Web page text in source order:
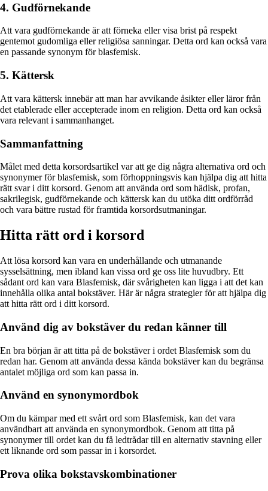
4. Gudförnekande
Att vara gudförnekande är att förneka eller visa brist på respekt
gentemot gudomliga eller religiösa sanningar. Detta ord kan också vara
en passande synonym för blasfemisk.
5. Kättersk
Att vara kättersk innebär att man har avvikande åsikter eller läror från
det etablerade eller accepterade inom en religion. Detta ord kan också
vara relevant i sammanhanget.
Sammanfattning
Målet med detta korsordsartikel var att ge dig några alternativa ord och
synonymer för blasfemisk, som förhoppningsvis kan hjälpa dig att hitta
rätt svar i ditt korsord. Genom att använda ord som hädisk, profan,
sakrilegisk, gudförnekande och kättersk kan du utöka ditt ordförråd
och vara bättre rustad för framtida korsordsutmaningar.
Hitta rätt ord i korsord
Att lösa korsord kan vara en underhållande och utmanande
sysselsättning, men ibland kan vissa ord ge oss lite huvudbry. Ett
sådant ord kan vara Blasfemisk, där svårigheten kan ligga i att det kan
innehålla olika antal bokstäver. Här är några strategier för att hjälpa dig
att hitta rätt ord i ditt korsord.
Använd dig av bokstäver du redan känner till
En bra början är att titta på de bokstäver i ordet Blasfemisk som du
redan har. Genom att använda dessa kända bokstäver kan du begränsa
antalet möjliga ord som kan passa in.
Använd en synonymordbok
Om du kämpar med ett svårt ord som Blasfemisk, kan det vara
användbart att använda en synonymordbok. Genom att titta på
synonymer till ordet kan du få ledtrådar till en alternativ stavning eller
ett liknande ord som passar in i korsordet.
Prova olika bokstavskombinationer